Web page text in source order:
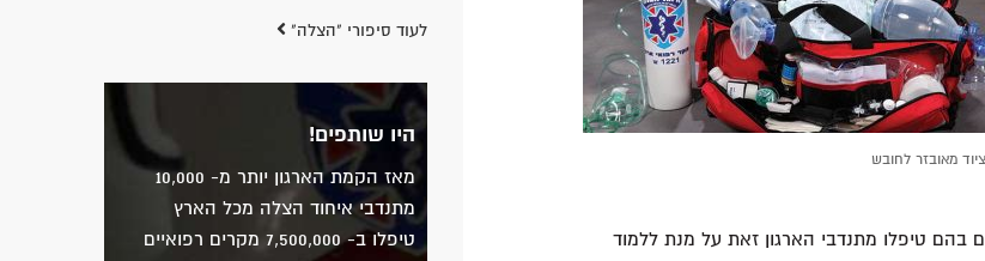
מאובזר לחובש
בהם טיפלו מתנדבי הארגון זאת על מנת ללמוד
לעוד סיפורי "הצלה"
היו שותפים!
מאז הקמת הארגון יותר מ- 10,000
מתנדבי איחוד הצלה מכל הארץ
טיפלו ב- 7,500,000 מקרים רפואיים